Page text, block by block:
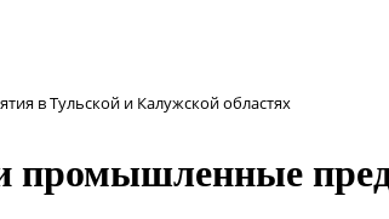
в Тульской и Калужской областях
промышленные